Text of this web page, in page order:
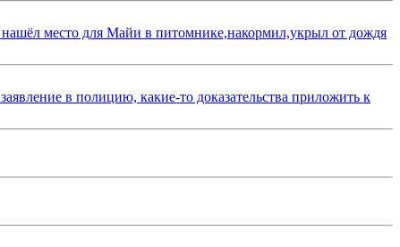
место для Майи в питомнике,накормил,укрыл от дождя
в полицию, какие-то доказательства приложить к